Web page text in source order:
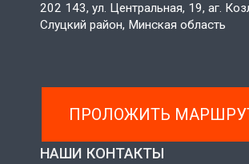
202 143, ул. Центральная, 19, аг.
Слуцкий район, Минская область
ПРОЛОЖИТЬ
НАШИ КОНТАКТЫ